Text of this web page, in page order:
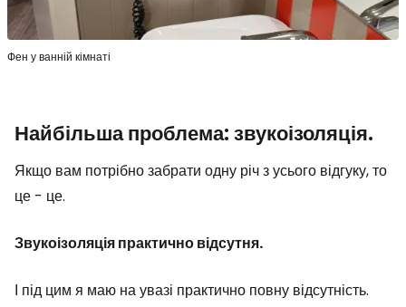
Фен у ванній кімнаті
Найбільша проблема: звукоізоляція.
Якщо вам потрібно забрати одну річ з усього відгуку, то
це - це.
Звукоізоляція практично відсутня.
І під цим я маю на увазі практично повну відсутність.